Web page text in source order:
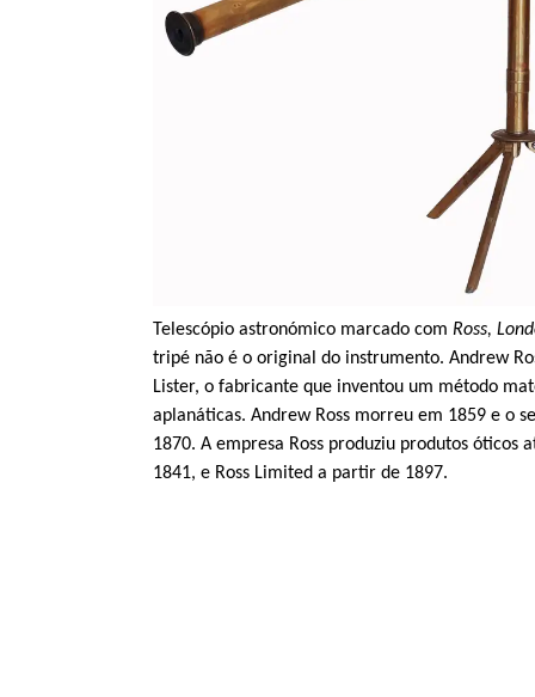
Telescópio astronómico marcado comRoss,
tripé não é o original do instrumento. Andrew
Lister, o fabricante que inventou um método
aplanáticas. Andrew Ross morreu em 1859 e o
1870. A empresa Ross produziu produtos óticos
1841, e Ross Limited a partir de 1897.